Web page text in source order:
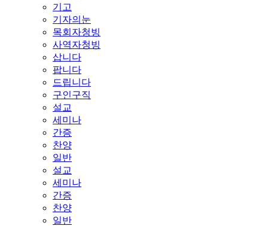
기고
기자의눈
목회자청빙
사역자청빙
삽니다
팝니다
드립니다
구인구직
설교
세미나
간증
찬양
일반
설교
세미나
간증
찬양
일반